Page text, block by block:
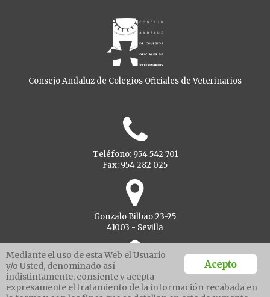
Consejo Andaluz de Colegios Oficiales de Veterinarios
Teléfono: 954 542 701
Fax: 954 282 025
Gonzalo Bilbao 23-25
41003 - Sevilla
Ventanilla unica
Acepto
Mediante el uso de esta Web el Usuario
y/o Usted, denominado así
indistintamente, consiente y acepta
expresamente el tratamiento de la información recabada en